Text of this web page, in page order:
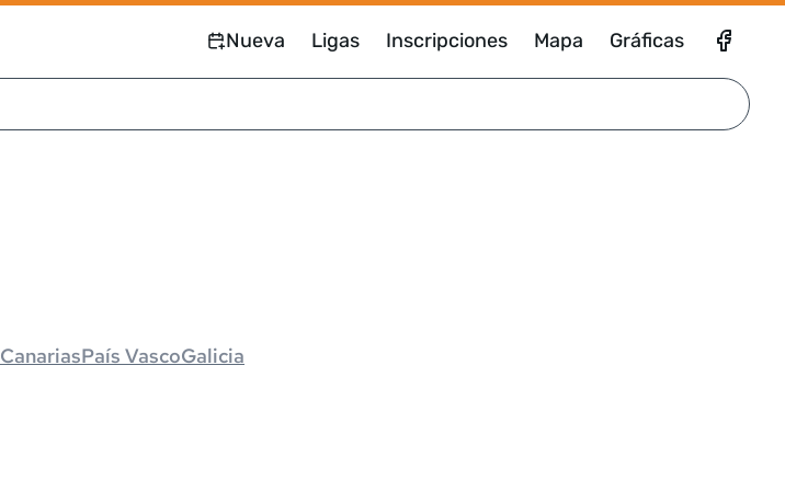
Nueva Ligas Inscripciones Mapa Gráficas
CanariasPaís VascoGalicia